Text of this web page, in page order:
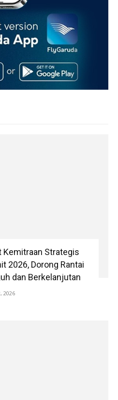
Kemitraan Strategis
2026, Dorong Rantai
dan Berkelanjutan
2026